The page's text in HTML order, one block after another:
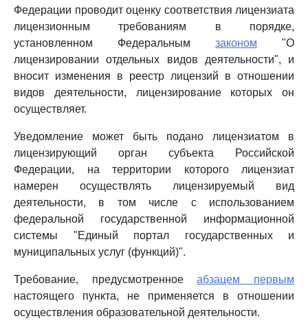
Федерации проводит оценку соответствия лицензиата
лицензионным требованиям в порядке,
установленном Федеральным законом "О
лицензировании отдельных видов деятельности", и
вносит изменения в реестр лицензий в отношении
видов деятельности, лицензирование которых он
осуществляет.
Уведомление может быть подано лицензиатом в
лицензирующий орган субъекта Российской
Федерации, на территории которого лицензиат
намерен осуществлять лицензируемый вид
деятельности, в том числе с использованием
федеральной государственной информационной
системы "Единый портал государственных и
муниципальных услуг (функций)".
Требование, предусмотренноеабзацем первым
настоящего пункта, не применяется в отношении
осуществления образовательной деятельности.